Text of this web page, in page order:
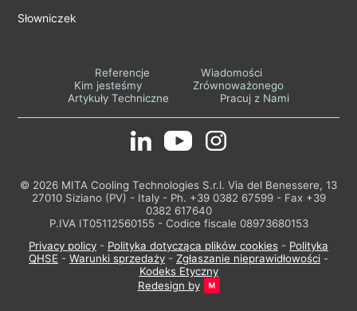
Słowniczek
Referencje
Wiadomości
Kim jesteśmy
Zrównoważonego
Artykuły Techniczne
Pracuj z Nami
© 2026 MITA Cooling Technologies S.r.l. Via del Benessere, 13
27010 Siziano (PV) - Italy - Ph. +39 0382 67599 - Fax +39
0382 617640
P.IVA IT05112560155 - Codice fiscale 08973680153
Privacy policy - Polityka dotycząca plików cookies - Polityka
QHSE - Warunki sprzedaży - Zgłaszanie nieprawidłowości -
Kodeks Etyczny
Redesign by